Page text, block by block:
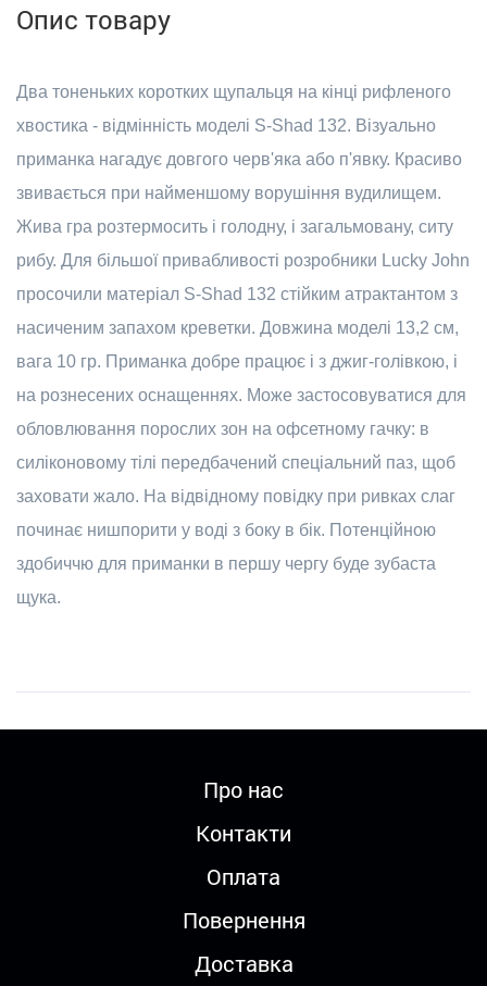
Опис товару
Два тоненьких коротких щупальця на кінці рифленого
хвостика - відмінність моделі S-Shad 132. Візуально
приманка нагадує довгого черв'яка або п'явку. Красиво
звивається при найменшому ворушіння вудилищем.
Жива гра розтермосить і голодну, і загальмовану, ситу
рибу. Для більшої привабливості розробники Lucky John
просочили матеріал S-Shad 132 стійким атрактантом з
насиченим запахом креветки. Довжина моделі 13,2 см,
вага 10 гр. Приманка добре працює і з джиг-голівкою, і
на рознесених оснащеннях. Може застосовуватися для
обловлювання порослих зон на офсетному гачку: в
силіконовому тілі передбачений спеціальний паз, щоб
заховати жало. На відвідному повідку при ривках слаг
починає нишпорити у воді з боку в бік. Потенційною
здобиччю для приманки в першу чергу буде зубаста
щука.
Про нас
Контакти
Оплата
Повернення
Доставка